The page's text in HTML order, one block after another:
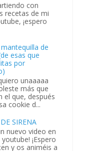
con
recetas de mi
¡espero
de
esas que
por
unaaaaa
más que
el que, después
cookie d...
SIRENA
nuevo video en
¡Espero
y os animéis a